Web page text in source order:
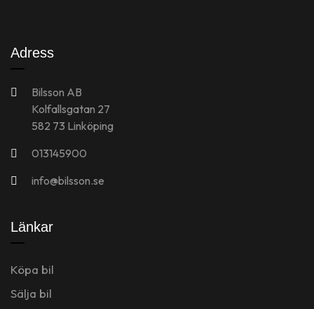
Adress
Bilsson AB
Kolfallsgatan 27
582 73 Linköping
013145900
info@bilsson.se
Länkar
Köpa bil
Sälja bil